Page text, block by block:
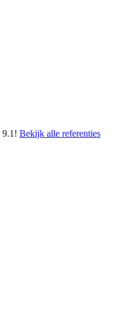
9.1 ! Bekijk alle referenties